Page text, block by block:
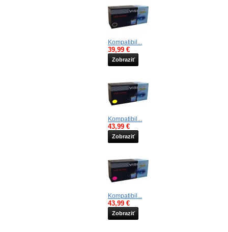
Kompatibil...
39,99 €
Zobraziť
Kompatibil...
43,99 €
Zobraziť
Kompatibil...
43,99 €
Zobraziť